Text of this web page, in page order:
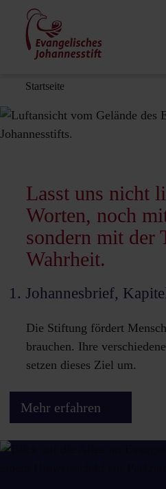
Direkt
Inhalt
Pfadnavigation
Startseite
Lasst uns nicht
Worten, noch
sondern mit der
Wahrheit.
1. Johannesbrief,
Die Stiftung fördert
brauchen. Ihre
setzen dieses Ziel um.
Mehr erfahren